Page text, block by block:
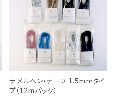
ラ メルヘン・テープ 1.5mmタイ
プ（12mパック）